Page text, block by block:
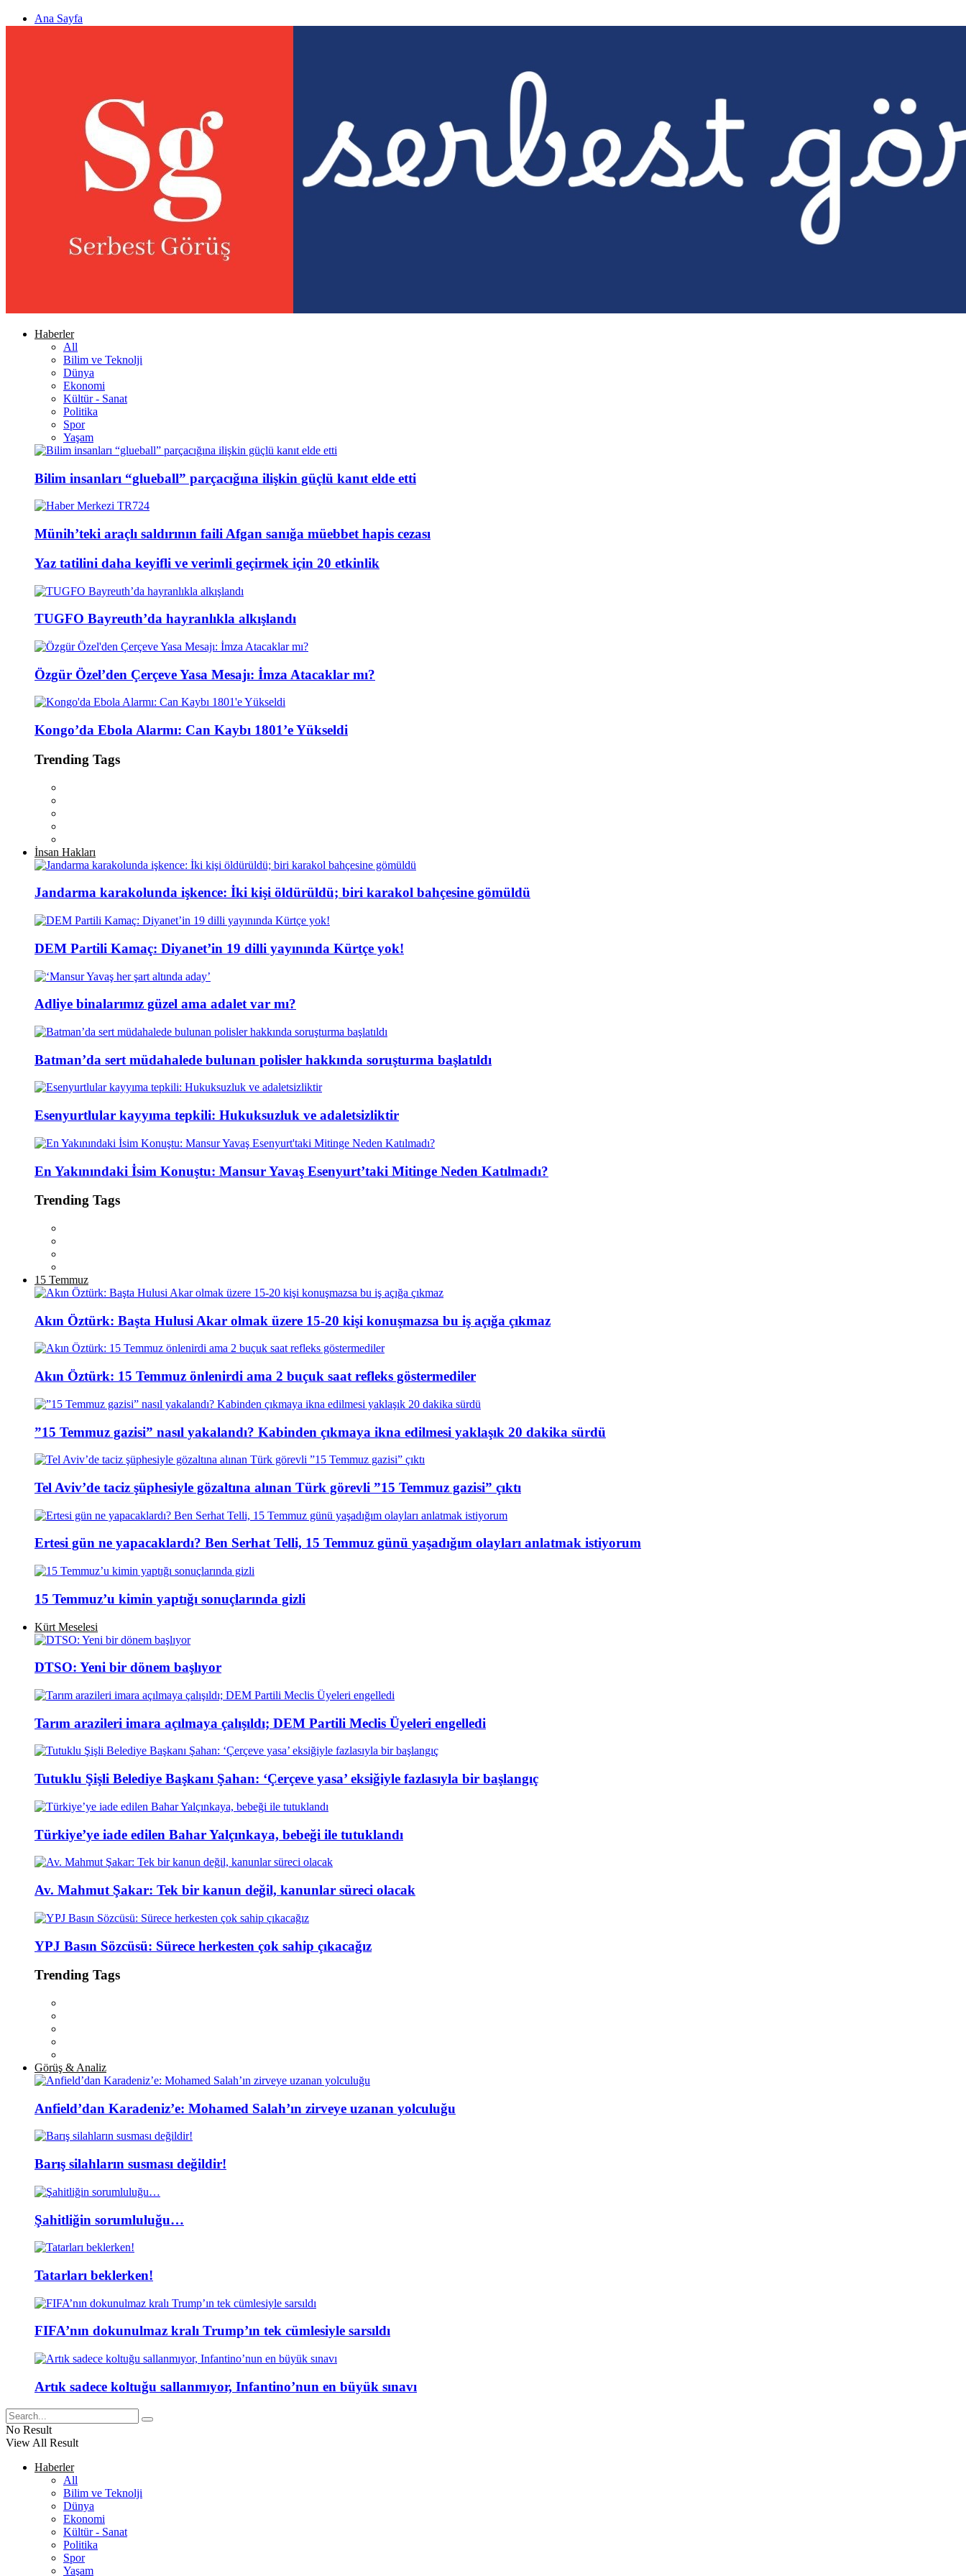
Ana Sayfa
Haberler
All
Bilim ve Teknolji
Dünya
Ekonomi
Kültür - Sanat
Politika
Spor
Yaşam
Bilim insanları “glueball” parçacığına ilişkin güçlü kanıt elde etti
Münih’teki araçlı saldırının faili Afgan sanığa müebbet hapis cezası
Yaz tatilini daha keyifli ve verimli geçirmek için 20 etkinlik
TUGFO Bayreuth’da hayranlıkla alkışlandı
Özgür Özel’den Çerçeve Yasa Mesajı: İmza Atacaklar mı?
Kongo’da Ebola Alarmı: Can Kaybı 1801’e Yükseldi
Trending Tags
İnsan Hakları
Jandarma karakolunda işkence: İki kişi öldürüldü; biri karakol bahçesine gömüldü
DEM Partili Kamaç: Diyanet’in 19 dilli yayınında Kürtçe yok!
Adliye binalarımız güzel ama adalet var mı?
Batman’da sert müdahalede bulunan polisler hakkında soruşturma başlatıldı
Esenyurtlular kayyıma tepkili: Hukuksuzluk ve adaletsizliktir
En Yakınındaki İsim Konuştu: Mansur Yavaş Esenyurt’taki Mitinge Neden Katılmadı?
Trending Tags
15 Temmuz
Akın Öztürk: Başta Hulusi Akar olmak üzere 15-20 kişi konuşmazsa bu iş açığa çıkmaz
Akın Öztürk: 15 Temmuz önlenirdi ama 2 buçuk saat refleks göstermediler
”15 Temmuz gazisi” nasıl yakalandı? Kabinden çıkmaya ikna edilmesi yaklaşık 20 dakika sürdü
Tel Aviv’de taciz şüphesiyle gözaltına alınan Türk görevli ”15 Temmuz gazisi” çıktı
Ertesi gün ne yapacaklardı? Ben Serhat Telli, 15 Temmuz günü yaşadığım olayları anlatmak istiyorum
15 Temmuz’u kimin yaptığı sonuçlarında gizli
Kürt Meselesi
DTSO: Yeni bir dönem başlıyor
Tarım arazileri imara açılmaya çalışıldı; DEM Partili Meclis Üyeleri engelledi
Tutuklu Şişli Belediye Başkanı Şahan: ‘Çerçeve yasa’ eksiğiyle fazlasıyla bir başlangıç
Türkiye’ye iade edilen Bahar Yalçınkaya, bebeği ile tutuklandı
Av. Mahmut Şakar: Tek bir kanun değil, kanunlar süreci olacak
YPJ Basın Sözcüsü: Sürece herkesten çok sahip çıkacağız
Trending Tags
Görüş & Analiz
Anfield’dan Karadeniz’e: Mohamed Salah’ın zirveye uzanan yolculuğu
Barış silahların susması değildir!
Şahitliğin sorumluluğu…
Tatarları beklerken!
FIFA’nın dokunulmaz kralı Trump’ın tek cümlesiyle sarsıldı
Artık sadece koltuğu sallanmıyor, Infantino’nun en büyük sınavı
No Result
View All Result
Haberler
All
Bilim ve Teknolji
Dünya
Ekonomi
Kültür - Sanat
Politika
Spor
Yaşam